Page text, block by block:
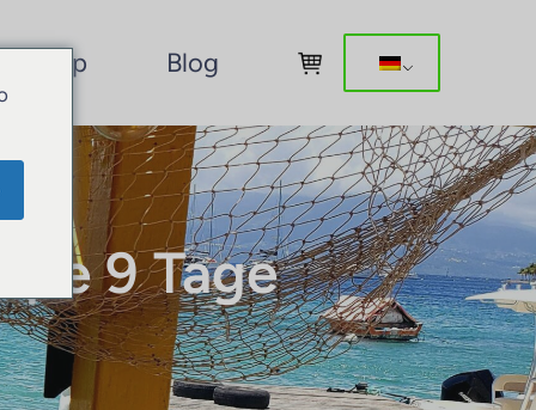
Shop Blog
9 Tage